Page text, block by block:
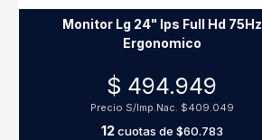
Monitor Lg 24" Ips Full Hd 75Hz
Ergonomico
$ 494.949
Precio S/Imp.Nac. $409.049
12cuotas de $60.783